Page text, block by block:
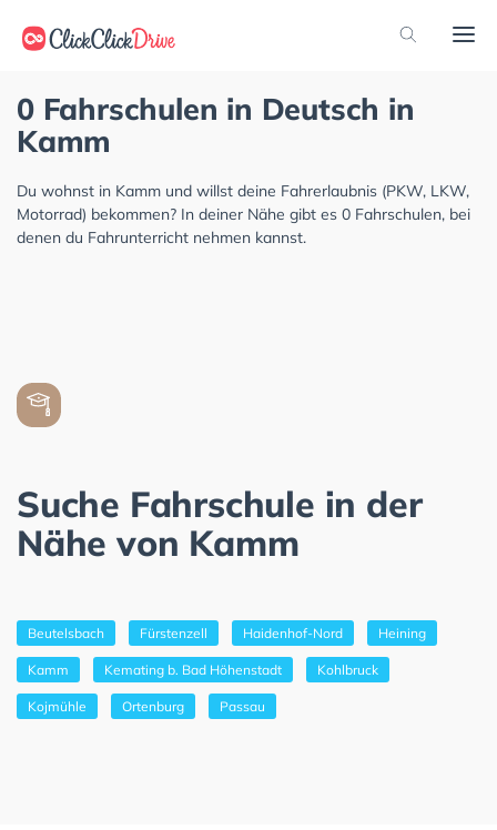
0 Fahrschulen in Deutsch in
Kamm
Du wohnst in Kamm und willst deine Fahrerlaubnis (PKW, LKW,
Motorrad) bekommen? In deiner Nähe gibt es 0 Fahrschulen, bei
denen du Fahrunterricht nehmen kannst.
Suche Fahrschule in der
Nähe von Kamm
Beutelsbach Fürstenzell Haidenhof-Nord Heining
Kamm Kemating b. Bad Höhenstadt Kohlbruck
Kojmühle Ortenburg Passau